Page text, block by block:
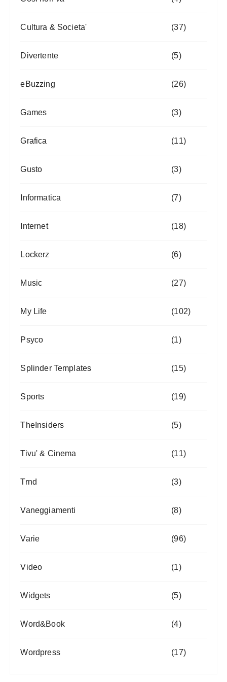
Cultura & Societa' (37)
Divertente (5)
eBuzzing (26)
Games (3)
Grafica (11)
Gusto (3)
Informatica (7)
Internet (18)
Lockerz (6)
Music (27)
My Life (102)
Psyco (1)
Splinder Templates (15)
Sports (19)
TheInsiders (5)
Tivu' & Cinema (11)
Trnd (3)
Vaneggiamenti (8)
Varie (96)
Video (1)
Widgets (5)
Word&Book (4)
Wordpress (17)